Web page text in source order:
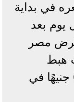
سعره في بداية
يوم بعد
مصر
هبط
الذهب بقيمة وصلت إلى 65 جنيهًا في